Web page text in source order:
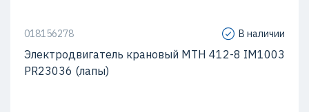
018156278 В наличии
Электродвигатель крановый МТН 412-8 IM1003
PR23036 (лапы)